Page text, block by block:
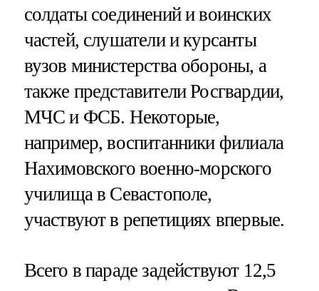
солдаты соединений и воинских
частей, слушатели и курсанты
вузов министерства обороны, а
также представители Росгвардии,
МЧС и ФСБ. Некоторые,
например, воспитанники филиала
Нахимовского военно-морского
училища в Севастополе,
участвуют в репетициях впервые.
Всего в параде задействуют 12,5